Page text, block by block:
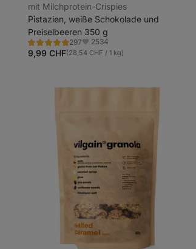
mit Milchprotein-Crispies
Pistazien, weiße Schokolade und
Preiselbeeren 350 g
297
Bewertung
4.9/5,
297
Favoriten
2534
9,99 CHF(28,54 CHF / 1 kg)